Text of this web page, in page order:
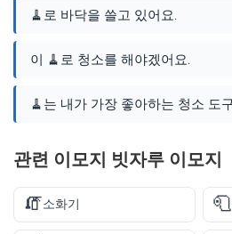
🧹로 바닥을 쓸고 있어요.
이 🧹로 청소를 해야겠어요.
🧹는 내가 가장 좋아하는 청소 도
관련 이모지 빗자루 이모지
🧯소화기 🧻